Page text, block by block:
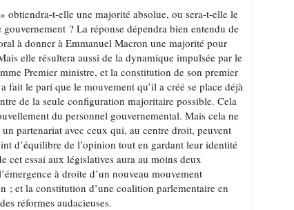
obtiendra-t-elle une majorité absolue, ou sera-t-elle le
? La réponse dépendra bien entendu de
à donner à Emmanuel Macron une majorité pour
elle résultera aussi de la dynamique impulsée par le
Premier ministre, et la constitution de son premier
fait le pari que le mouvement qu’il a créé se place déjà
de la seule configuration majoritaire possible. Cela
du personnel gouvernemental. Mais cela ne
partenariat avec ceux qui, au centre droit, peuvent
d’équilibre de l’opinion tout en gardant leur identité
cet essai aux législatives aura au moins deux
à droite d’un nouveau mouvement
; et la constitution d’une coalition parlementaire en
réformes audacieuses.